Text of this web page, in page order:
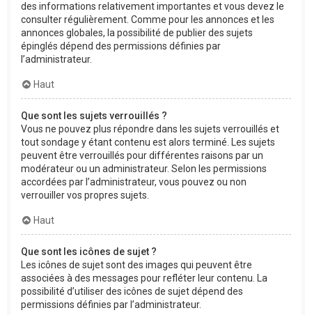
des informations relativement importantes et vous devez le
consulter régulièrement. Comme pour les annonces et les
annonces globales, la possibilité de publier des sujets
épinglés dépend des permissions définies par
l’administrateur.
Haut
Que sont les sujets verrouillés ?
Vous ne pouvez plus répondre dans les sujets verrouillés et
tout sondage y étant contenu est alors terminé. Les sujets
peuvent être verrouillés pour différentes raisons par un
modérateur ou un administrateur. Selon les permissions
accordées par l’administrateur, vous pouvez ou non
verrouiller vos propres sujets.
Haut
Que sont les icônes de sujet ?
Les icônes de sujet sont des images qui peuvent être
associées à des messages pour refléter leur contenu. La
possibilité d’utiliser des icônes de sujet dépend des
permissions définies par l’administrateur.